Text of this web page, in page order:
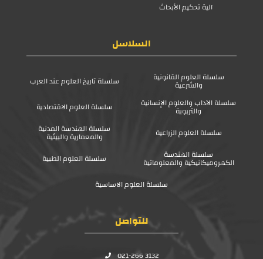
آلية تحكيم الأبحاث
السلاسل
سلسلة العلوم القانونية
والشرعية
سلسلة تاريخ العلوم عند العرب
سلسلة الآداب والعلوم الإنسانية
والتربوية
سلسلة العلوم الاقتصادية
سلسلة العلوم الزراعية
سلسلة الهندسة المدنية
والمعمارية والبيئية
سلسلة الهندسة
الكهروميكانيكية والمعلوماتية
سلسلة العلوم الطبية
سلسلة العلوم الاساسية
للتواصل
021-266 3132